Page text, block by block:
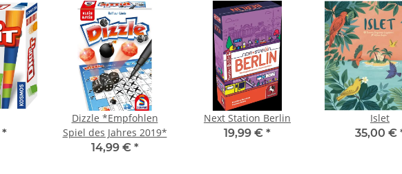
*
Dizzle *Empfohlen
Spiel des Jahres 2019*
14,99 € *
Next Station Berlin
19,99 € *
Islet
35,00 €